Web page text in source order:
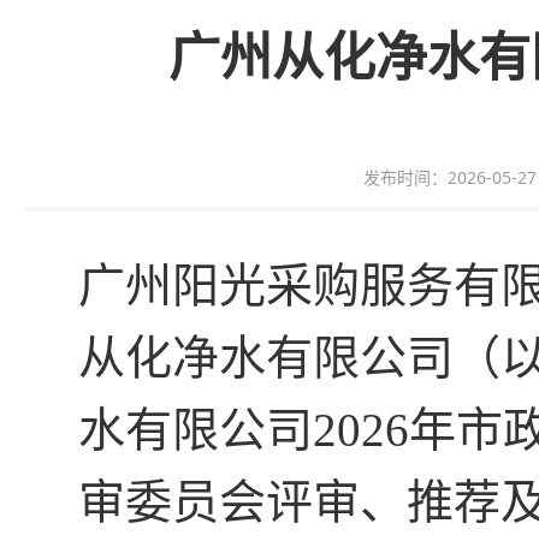
广州从化净水
发布时间：2026-05-
广州阳光采购服务有
从化净水有限公司
（
水有限公司2026年市
审委员会评审、推荐